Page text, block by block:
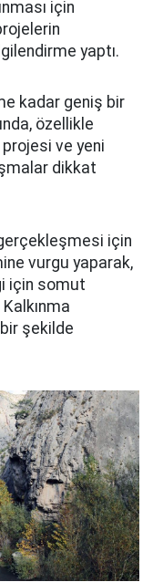
için
yaptı.
kadar geniş bir
özellikle
ve yeni
dikkat
için
vurgu yaparak,
için somut
şekilde